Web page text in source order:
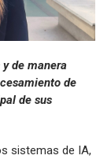
de manera
de
de sus
sistemas de IA,